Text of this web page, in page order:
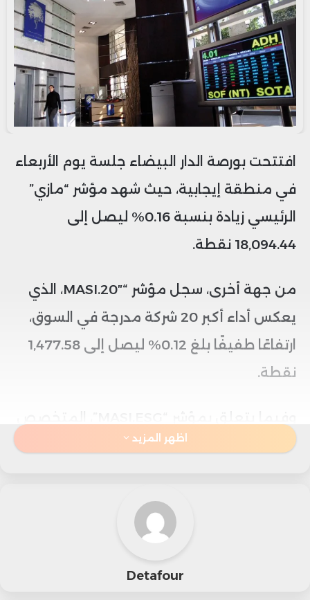
افتتحت بورصة الدار البيضاء جلسة يوم الأربعاء
في منطقة إيجابية، حيث شهد مؤشر “مازي”
الرئيسي زيادة بنسبة 0.16% ليصل إلى
18,094.44 نقطة.
من جهة أخرى، سجل مؤشر “MASI.20″، الذي
يعكس أداء أكبر 20 شركة مدرجة في السوق،
ارتفاعًا طفيفًا بلغ 0.12% ليصل إلى 1,477.58
نقطة.
في الشركات التي تركز على الاستثمار المسؤول
Cap” الذي يعكس أداء الشركات الصغيرة
اظهر المزيد
Detafour